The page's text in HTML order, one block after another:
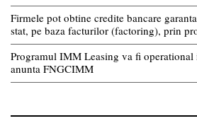
Firmele pot obtine credite bancare
stat, pe baza facturilor (factoring), prin
Programul IMM Leasing va fi operational
anunta FNGCIMM